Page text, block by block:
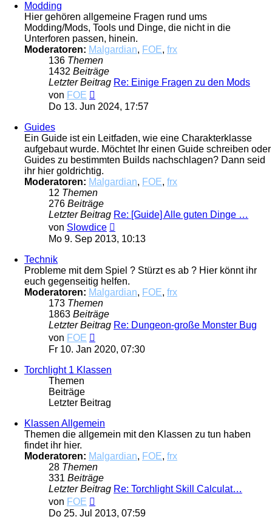
Modding
Hier gehören allgemeine Fragen rund ums
Modding/Mods, Tools und Dinge, die nicht in die
Unterforen passen, hinein.
Moderatoren: Malgardian, FOE, frx
136 Themen
1432 Beiträge
Letzter Beitrag Re: Einige Fragen zu den Mods
von FOE
Beitrag
Do 13. Jun 2024, 17:57
Guides
Ein Guide ist ein Leitfaden, wie eine Charakterklasse
aufgebaut wurde. Möchtet Ihr einen Guide schreiben oder
Guides zu bestimmten Builds nachschlagen? Dann seid
ihr hier goldrichtig.
Moderatoren: Malgardian, FOE, frx
12 Themen
276 Beiträge
Letzter Beitrag Re: [Guide] Alle guten Dinge …
von Slowdice
Beitrag
Mo 9. Sep 2013, 10:13
Technik
Probleme mit dem Spiel ? Stürzt es ab ? Hier könnt ihr
euch gegenseitig helfen.
Moderatoren: Malgardian, FOE, frx
173 Themen
1863 Beiträge
Letzter Beitrag Re: Dungeon-große Monster Bug
von FOE
Beitrag
Fr 10. Jan 2020, 07:30
Torchlight 1 Klassen
Themen
Beiträge
Letzter Beitrag
Klassen Allgemein
Themen die allgemein mit den Klassen zu tun haben
findet ihr hier.
Moderatoren: Malgardian, FOE, frx
28 Themen
331 Beiträge
Letzter Beitrag Re: Torchlight Skill Calculat…
von FOE
Beitrag
Do 25. Jul 2013, 07:59